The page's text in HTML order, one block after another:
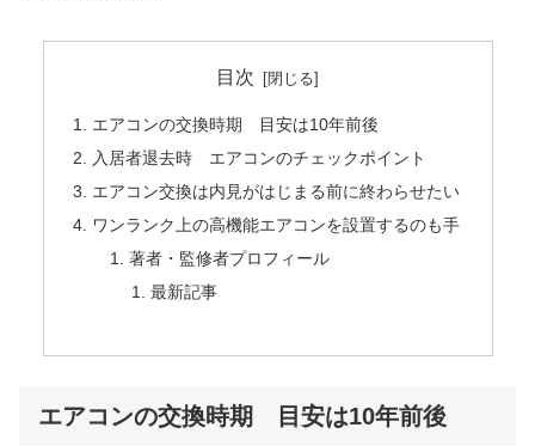
目次
エアコンの交換時期 目安は10年前後
入居者退去時 エアコンのチェックポイント
エアコン交換は内見がはじまる前に終わらせたい
ワンランク上の高機能エアコンを設置するのも手
著者・監修者プロフィール
最新記事
エアコンの交換時期 目安は10年前後